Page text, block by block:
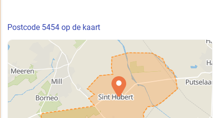
Postcode 5454 op de kaart